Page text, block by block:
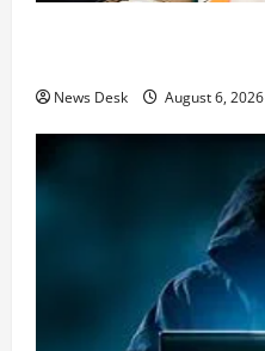
News Desk August 6, 2026